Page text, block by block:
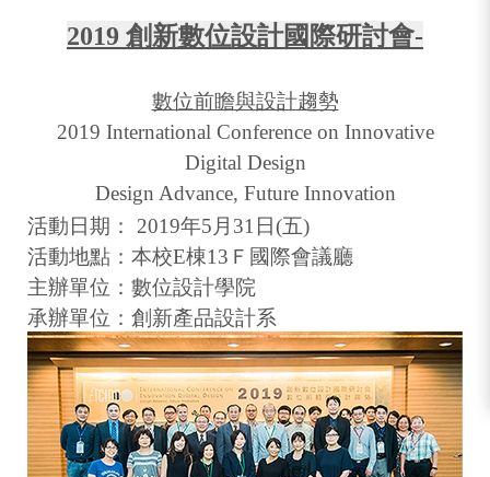
2019 創新數位設計國際研討會-
數位前瞻與設計趨勢
2019 International Conference on Innovative
Digital Design
Design Advance, Future Innovation
活動日期： 2019年5月31日(五)
活動地點：本校E棟13Ｆ國際會議廳
主辦單位：數位設計學院
承辦單位：創新產品設計系